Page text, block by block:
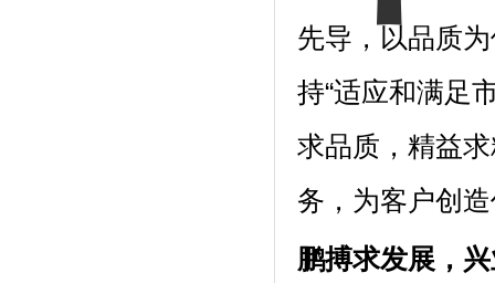
先导，以品质
持“适应和满足
求品质，精益
务，为客户创
鹏搏求发展，